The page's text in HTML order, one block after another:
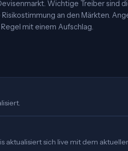
Wichtige Treiber sind
an den Märkten.
mit einem Aufschlag.
sich live mit dem